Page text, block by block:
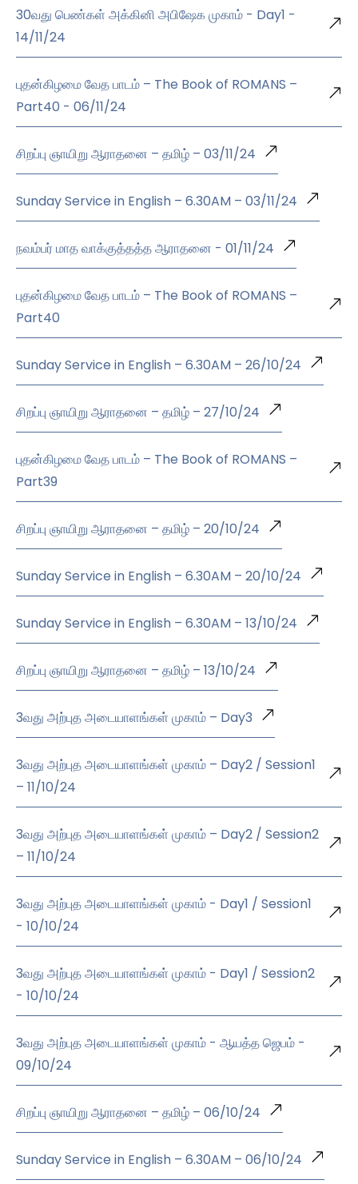
30வது பெண்கள் அக்கினி அபிஷேக முகாம் - Day1 -
14/11/24
புதன்கிழமை வேத பாடம் – The Book of ROMANS –
Part40 - 06/11/24
சிறப்பு ஞாயிறு ஆராதனை – தமிழ் – 03/11/24
Sunday Service in English – 6.30AM – 03/11/24
நவம்பர் மாத வாக்குத்தத்த ஆராதனை - 01/11/24
புதன்கிழமை வேத பாடம் – The Book of ROMANS –
Part40
Sunday Service in English – 6.30AM – 26/10/24
சிறப்பு ஞாயிறு ஆராதனை – தமிழ் – 27/10/24
புதன்கிழமை வேத பாடம் – The Book of ROMANS –
Part39
சிறப்பு ஞாயிறு ஆராதனை – தமிழ் – 20/10/24
Sunday Service in English – 6.30AM – 20/10/24
Sunday Service in English – 6.30AM – 13/10/24
சிறப்பு ஞாயிறு ஆராதனை – தமிழ் – 13/10/24
3வது அற்புத அடையாளங்கள் முகாம் – Day3
3வது அற்புத அடையாளங்கள் முகாம் – Day2 / Session1
– 11/10/24
3வது அற்புத அடையாளங்கள் முகாம் – Day2 / Session2
– 11/10/24
3வது அற்புத அடையாளங்கள் முகாம் - Day1 / Session1
- 10/10/24
3வது அற்புத அடையாளங்கள் முகாம் - Day1 / Session2
- 10/10/24
3வது அற்புத அடையாளங்கள் முகாம் - ஆயத்த ஜெபம் -
09/10/24
சிறப்பு ஞாயிறு ஆராதனை – தமிழ் – 06/10/24
Sunday Service in English – 6.30AM – 06/10/24